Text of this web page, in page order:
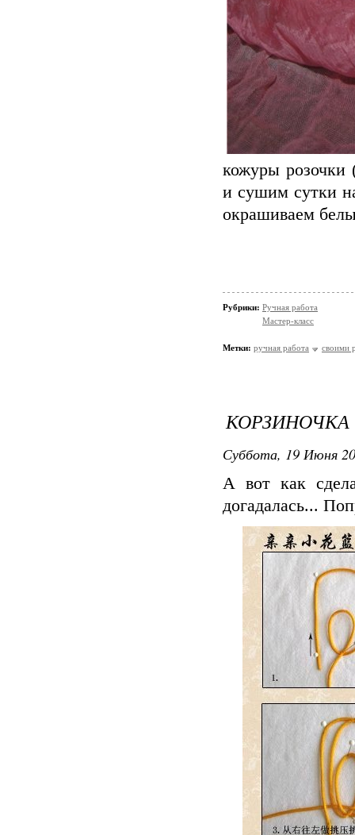
кожуры розочки
и сушим сутки
окрашиваем
Рубрики: Ручная работа
Мастер-класс
Метки: ручная работа своими
КОРЗИНОЧКА
Суббота, 19 Июня
А вот как
догадалась...